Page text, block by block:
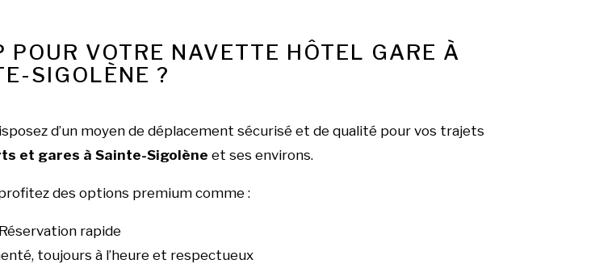
VOTRE NAVETTE HÔTEL GARE À
SIGOLÈNE ?
d’un moyen de déplacement sécurisé et de qualité pour vos trajets
et gares à Sainte-Sigolène et ses environs.
des options premium comme :
rapide
toujours à l’heure et respectueux